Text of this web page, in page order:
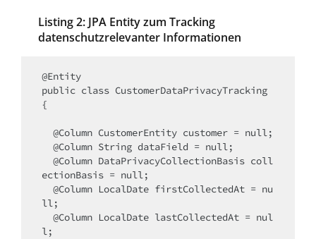
Listing 2: JPA Entity zum Tracking
datenschutzrelevanter Informationen
@Entity
public class CustomerDataPrivacyTracking
{
ectionBasis = null;
ll;
l;